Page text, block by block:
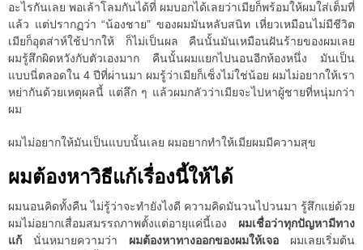
อะไรกันเลย พอเล้าโลมกันได้ที่ ผมบอกได้เลยว่าเมียก็พร้อมให้ผมใส่เต็มที่
แล้ว แต่ปรากฏว่า “น้องชาย” ของผมมันหลับสนิท เหี่ยวเหมือนไม่มีชีวิต
เมียก็อุตส่าห์ใช้ปากให้ ก็ไม่เป็นผล คืนนั้นมันเหมือนฝันร้ายของผมเลย
ผมรู้สึกผิดหวังกับตัวเองมาก คืนนั้นผมแยกไปนอนอีกห้องหนึ่ง มันเป็น
แบบนี่ตลอดใน 4 ปีที่ผ่านมา ผมรู้ว่าเมียก็เซ็งไม่ใช่น้อย ผมไม่อยากให้เรา
หย่ากันด้วยเหตุผลนี้ แต่ลึก ๆ แล้วผมกลัวว่าเมียจะไปหาผู้ชายที่หนุ่มกว่า
ผม
ผมไม่อยากให้มันเป็นแบบนั้นเลย ผมอยากทำให้เมียผมมีความสุข
ผมต้องหาวิธีแก้เรื่องนี้ให้ได้
ผมนอนคิดทั้งคืน ไม่รู้ว่าจะทำยังไงดี ความคิดมันวนไปวนมา รู้สึกแย่ด้วย
ผมไม่อยากเสื่อมสมรรถภาพตั้งแต่อายุแค่นี้เอง ผมเชื่อว่าทุกปัญหามีทาง
แก้ นั่นหมายความว่า ผมต้องหาทางออกของผมให้เจอ ผมเลยเริ่มต้น